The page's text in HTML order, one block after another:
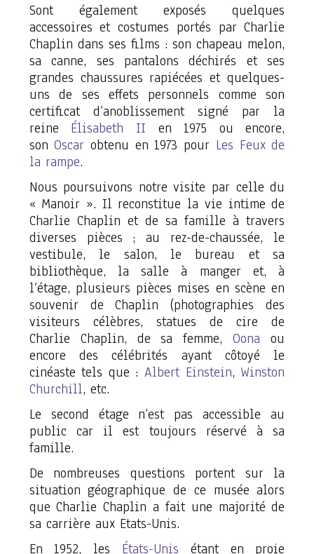
Sont également exposés quelques
accessoires et costumes portés par Charlie
Chaplin dans ses films : son chapeau melon,
sa canne, ses pantalons déchirés et ses
grandes chaussures rapiécées et quelques-
uns de ses effets personnels comme son
certificat d’anoblissement signé par la
reine Élisabeth II en 1975 ou encore,
sonOscar obtenu en 1973 pour Les Feux de
la rampe.
Nous poursuivons notre visite par celle du
« Manoir ». Il reconstitue la vie intime de
Charlie Chaplin et de sa famille à travers
diverses pièces ; au rez-de-chaussée, le
vestibule, le salon, le bureau et sa
bibliothèque, la salle à manger et, à
l’étage, plusieurs pièces mises en scène en
souvenir de Chaplin (photographies des
visiteurs célèbres, statues de cire de
Charlie Chaplin, de sa femme,Oona ou
encore des célébrités ayant côtoyé le
cinéaste tels que :Albert Einstein, Winston
Churchill, etc.
Le second étage n’est pas accessible au
public car il est toujours réservé à sa
famille.
De nombreuses questions portent sur la
situation géographique de ce musée alors
que Charlie Chaplin a fait une majorité de
sa carrière aux Etats-Unis.
En 1952, les États-Unis étant en proie